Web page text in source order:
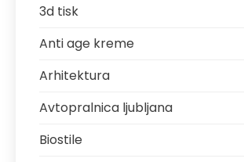
3d tisk
Anti age kreme
Arhitektura
Avtopralnica ljubljana
Biostile